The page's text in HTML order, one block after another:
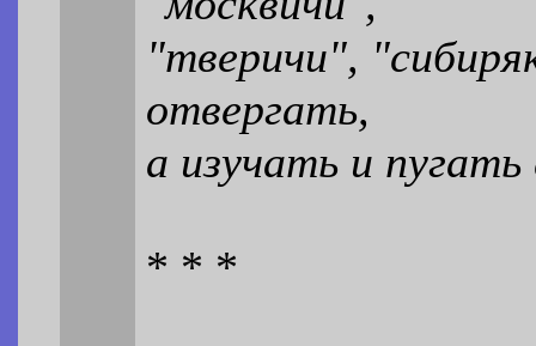
"тверичи",
отвергать,
а изучать и
* * *